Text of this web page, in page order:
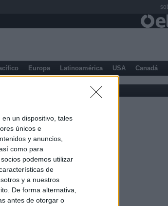
un dispositivo, tales
únicos e
y anuncios,
como para
podemos utilizar
de
y a nuestros
De forma alternativa,
antes de otorgar o
Europa Latinoamérica USA Canadá